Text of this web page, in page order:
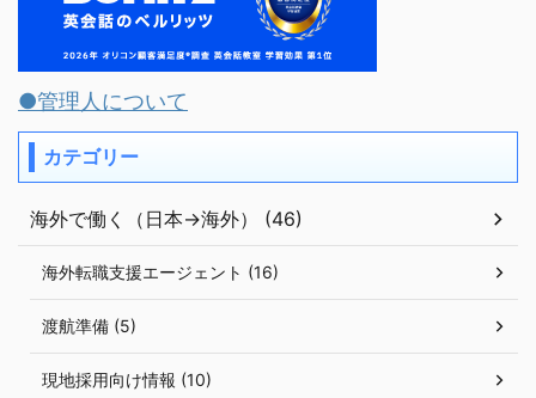
●管理人について
カテゴリー
海外で働く（日本→海外） (46)
海外転職支援エージェント (16)
渡航準備 (5)
現地採用向け情報 (10)